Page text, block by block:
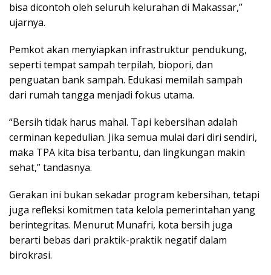
bisa dicontoh oleh seluruh kelurahan di Makassar,”
ujarnya.
Pemkot akan menyiapkan infrastruktur pendukung,
seperti tempat sampah terpilah, biopori, dan
penguatan bank sampah. Edukasi memilah sampah
dari rumah tangga menjadi fokus utama.
“Bersih tidak harus mahal. Tapi kebersihan adalah
cerminan kepedulian. Jika semua mulai dari diri sendiri,
maka TPA kita bisa terbantu, dan lingkungan makin
sehat,” tandasnya.
Gerakan ini bukan sekadar program kebersihan, tetapi
juga refleksi komitmen tata kelola pemerintahan yang
berintegritas. Menurut Munafri, kota bersih juga
berarti bebas dari praktik-praktik negatif dalam
birokrasi.